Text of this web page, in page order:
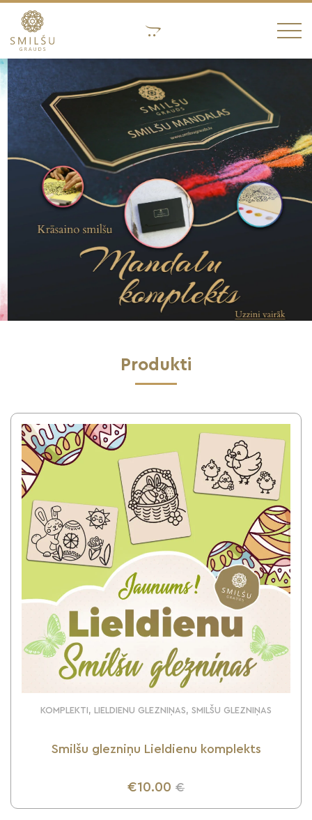
Produkti
KOMPLEKTI, LIELDIENU GLEZNIŅAS, SMILŠU GLEZNIŅAS
Smilšu glezniņu Lieldienu komplekts
€10.00 €
UZZINI VAIRĀK